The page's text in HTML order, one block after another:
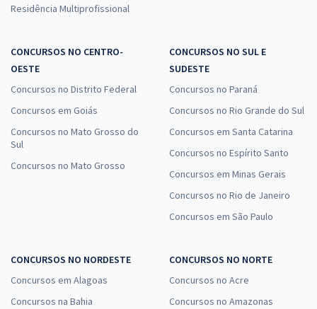
Residência Multiprofissional
CONCURSOS NO CENTRO-
OESTE
Concursos no Distrito Federal
Concursos em Goiás
Concursos no Mato Grosso do
Sul
Concursos no Mato Grosso
CONCURSOS NO SUL E
SUDESTE
Concursos no Paraná
Concursos no Rio Grande do Sul
Concursos em Santa Catarina
Concursos no Espírito Santo
Concursos em Minas Gerais
Concursos no Rio de Janeiro
Concursos em São Paulo
CONCURSOS NO NORDESTE
Concursos em Alagoas
Concursos na Bahia
CONCURSOS NO NORTE
Concursos no Acre
Concursos no Amazonas